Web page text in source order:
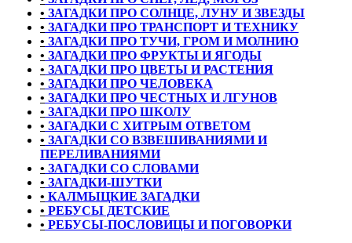
• ЗАГАДКИ ПРО СОЛНЦЕ, ЛУНУ И ЗВЕЗДЫ
• ЗАГАДКИ ПРО ТРАНСПОРТ И ТЕХНИКУ
• ЗАГАДКИ ПРО ТУЧИ, ГРОМ И МОЛНИЮ
• ЗАГАДКИ ПРО ФРУКТЫ И ЯГОДЫ
• ЗАГАДКИ ПРО ЦВЕТЫ И РАСТЕНИЯ
• ЗАГАДКИ ПРО ЧЕЛОВЕКА
• ЗАГАДКИ ПРО ЧЕСТНЫХ И ЛГУНОВ
• ЗАГАДКИ ПРО ШКОЛУ
• ЗАГАДКИ С ХИТРЫМ ОТВЕТОМ
• ЗАГАДКИ СО ВЗВЕШИВАНИЯМИ И
ПЕРЕЛИВАНИЯМИ
• ЗАГАДКИ СО СЛОВАМИ
• ЗАГАДКИ-ШУТКИ
• КАЛМЫЦКИЕ ЗАГАДКИ
• РЕБУСЫ ДЕТСКИЕ
• РЕБУСЫ-ПОСЛОВИЦЫ И ПОГОВОРКИ